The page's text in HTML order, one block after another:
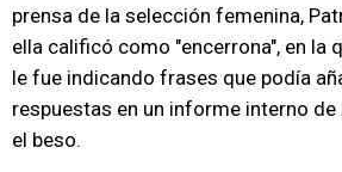
prensa de la selección femenina,
ella calificó como "encerrona", en la
le fue indicando frases que podía
respuestas en un informe interno
el beso.